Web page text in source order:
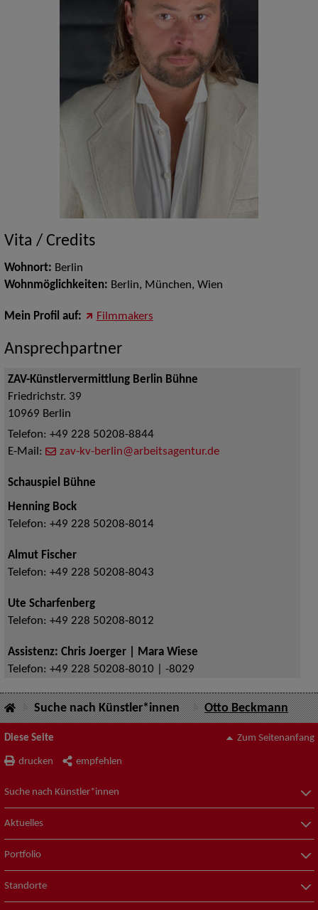
Vita / Credits
Wohnort: Berlin
Wohnmöglichkeiten: Berlin, München, Wien
Mein Profil auf: Filmmakers
Ansprechpartner
ZAV-Künstlervermittlung Berlin Bühne
Friedrichstr. 39
10969 Berlin
Telefon: +49 228 50208-8844
E-Mail:
zav-kv-berlin@arbeitsagentur.de
Schauspiel Bühne
Henning Bock
Telefon: +49 228 50208-8014
Almut Fischer
Telefon: +49 228 50208-8043
Ute Scharfenberg
Telefon: +49 228 50208-8012
Assistenz: Chris Joerger | Mara Wiese
Telefon: +49 228 50208-8010 | -8029
Suche nach Künstler*innen Otto Beckmann
Diese Seite
drucken empfehlen
Zum Seitenanfang
Suche nach Künstler*innen
Aktuelles
Portfolio
Standorte